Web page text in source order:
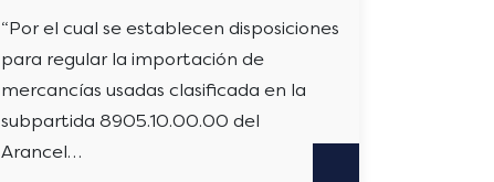
“Por el cual se establecen disposiciones
para regular la importación de
mercancías usadas clasificada en la
subpartida 8905.10.00.00 del
Arancel…